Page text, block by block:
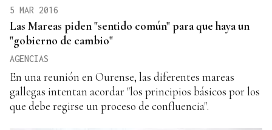
5 MAR 2016
Las Mareas piden "sentido común" para que haya un
"gobierno de cambio"
AGENCIAS
En una reunión en Ourense, las diferentes mareas
gallegas intentan acordar "los principios básicos por los
que debe regirse un proceso de confluencia".